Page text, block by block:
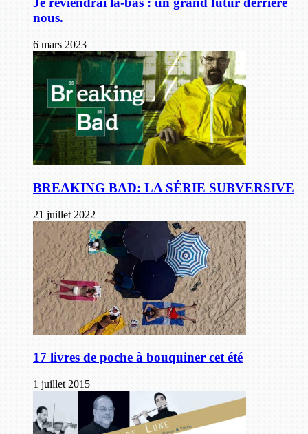
nous.
6 mars 2023
BREAKING BAD: LA SÉRIE SUBVERSIVE
21 juillet 2022
17 livres de poche à bouquiner cet été
1 juillet 2015